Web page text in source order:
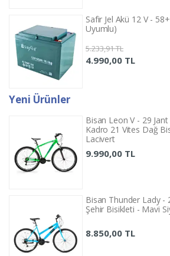
Safir Jel Akü 12 V -
Uyumlu)
5.233,91 TL
4.990,00 TL
Yeni Ürünler
Bisan Leon V - 29
Kadro 21 Vites Dağ
Lacivert
9.990,00 TL
Bisan Thunder Lady -
Şehir Bisikleti - Mavi
8.850,00 TL